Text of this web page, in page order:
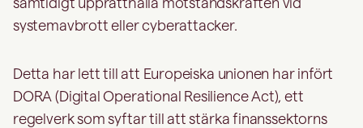
systemavbrott eller cyberattacker.
Detta har lett till att Europeiska unionen har infört
DORA (Digital Operational Resilience Act), ett
regelverk som syftar till att stärka finanssektorns